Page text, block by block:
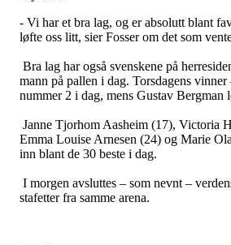
- Vi har et bra lag, og er absolutt blant
løfte oss litt, sier Fosser om det som
Bra lag har også svenskene på
mann på pallen i dag. Torsdagens
nummer 2 i dag, mens Gustav Bergman
Janne Tjorhom Aasheim (17), Victoria
Emma Louise Arnesen (24) og Marie
inn blant de 30 beste i dag.
I morgen avsluttes – som nevnt –
stafetter fra samme arena.